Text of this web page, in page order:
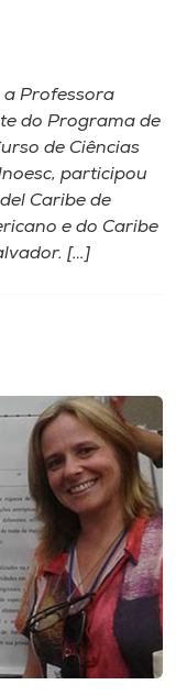
a Professora
do Programa de
de Ciências
participou
Caribe de
e do Caribe
[…]